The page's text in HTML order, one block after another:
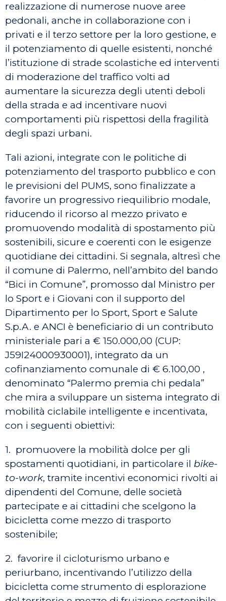
realizzazione di numerose nuove aree
pedonali, anche in collaborazione con i
privati e il terzo settore per la loro gestione, e
il potenziamento di quelle esistenti, nonché
l’istituzione di strade scolastiche ed interventi
di moderazione del traffico volti ad
aumentare la sicurezza degli utenti deboli
della strada e ad incentivare nuovi
comportamenti più rispettosi della fragilità
degli spazi urbani.
Tali azioni, integrate con le politiche di
potenziamento del trasporto pubblico e con
le previsioni del PUMS, sono finalizzate a
favorire un progressivo riequilibrio modale,
riducendo il ricorso al mezzo privato e
promuovendo modalità di spostamento più
sostenibili, sicure e coerenti con le esigenze
quotidiane dei cittadini. Si segnala, altresì che
il comune di Palermo, nell’ambito del bando
“Bici in Comune”, promosso dal Ministro per
lo Sport e i Giovani con il supporto del
Dipartimento per lo Sport, Sport e Salute
S.p.A. e ANCI è beneficiario di un contributo
ministeriale pari a € 150.000,00 (CUP:
J59I24000930001), integrato da un
cofinanziamento comunale di € 6.100,00 ,
denominato “Palermo premia chi pedala”
che mira a sviluppare un sistema integrato di
mobilità ciclabile intelligente e incentivata,
con i seguenti obiettivi:
1. promuovere la mobilità dolce per gli
spostamenti quotidiani, in particolare il bike-
to-work, tramite incentivi economici rivolti ai
dipendenti del Comune, delle società
partecipate e ai cittadini che scelgono la
bicicletta come mezzo di trasporto
sostenibile;
2. favorire il cicloturismo urbano e
periurbano, incentivando l’utilizzo della
bicicletta come strumento di esplorazione